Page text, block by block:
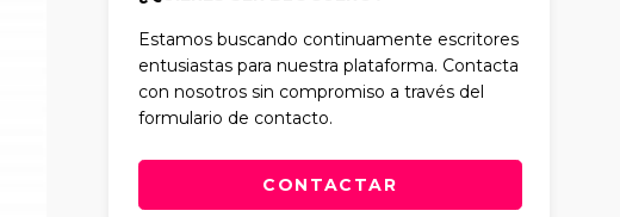
Estamos buscando continuamente escritores
entusiastas para nuestra plataforma. Contacta
con nosotros sin compromiso a través del
formulario de contacto.
CONTACTAR